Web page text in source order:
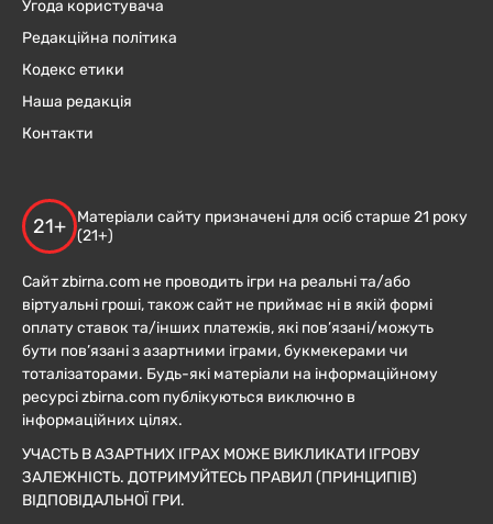
Угода користувача
Редакційна політика
Кодекс етики
Наша редакція
Контакти
21+
Матеріали сайту призначені для осіб старше 21 року
(21+)
Сайт zbirna.com не проводить ігри на реальні та/або
віртуальні гроші, також сайт не приймає ні в якій формі
оплату ставок та/інших платежів, які пов’язані/можуть
бути пов’язані з азартними іграми, букмекерами чи
тоталізаторами. Будь-які матеріали на інформаційному
ресурсі zbirna.com публікуються виключно в
інформаційних цілях.
УЧАСТЬ В АЗАРТНИХ ІГРАХ МОЖЕ ВИКЛИКАТИ ІГРОВУ
ЗАЛЕЖНІСТЬ. ДОТРИМУЙТЕСЬ ПРАВИЛ (ПРИНЦИПІВ)
ВІДПОВІДАЛЬНОЇ ГРИ.